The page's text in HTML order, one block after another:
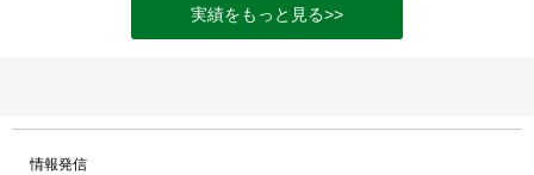
実績をもっと見る>>
情報発信